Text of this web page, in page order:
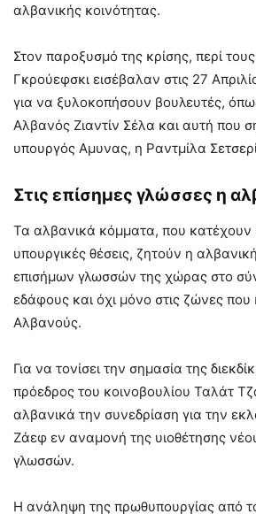
αλβανικής κοινότητας.
Στον παροξυσμό της κρίσης, περί
Γκρούεφσκι εισέβαλαν στις 27
για να ξυλοκοπήσουν βουλευτές,
Αλβανός Ζιαντίν Σέλα και αυτή που
υπουργός Αμυνας, η Ραντμίλα
Στις επίσημες γλώσσες η
Τα αλβανικά κόμματα, που κατέχουν
υπουργικές θέσεις, ζητούν η
επισήμων γλωσσών της χώρας στο
εδάφους και όχι μόνο στις ζώνες που
Αλβανούς.
Για να τονίσει την σημασία της
πρόεδρος του κοινοβουλίου Ταλάτ
αλβανικά την συνεδρίαση για την
Ζάεφ εν αναμονή της υιοθέτησης
γλωσσών.
Η ανάληψη της πρωθυπουργίας από